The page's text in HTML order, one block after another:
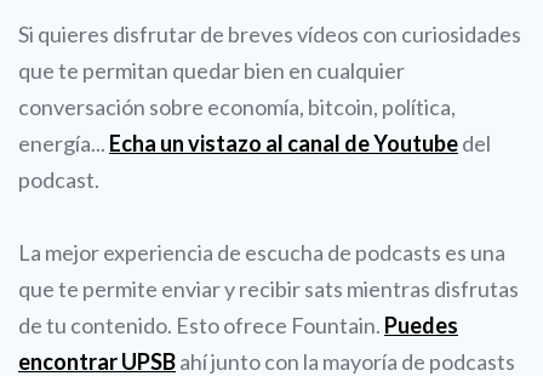
Si quieres disfrutar de breves vídeos con curiosidades
que te permitan quedar bien en cualquier
conversación sobre economía, bitcoin, política,
energía... Echa un vistazo al canal de Youtubedel
podcast.
La mejor experiencia de escucha de podcasts es una
que te permite enviar y recibir sats mientras disfrutas
de tu contenido. Esto ofrece Fountain. Puedes
encontrar UPSBahí junto con la mayoría de podcasts